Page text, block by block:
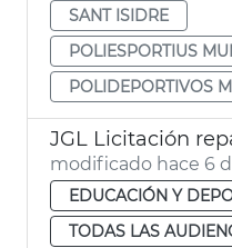
SANT ISIDRE
POLIESPORTIUS
POLIDEPORTIVOS
modificado hace 6
EDUCACIÓN Y
TODAS LAS